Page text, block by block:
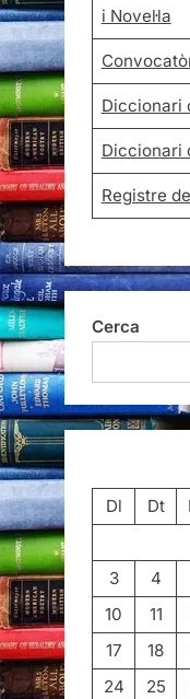
i Novel·la
Diccionari
Diccionari
Registre
Cerca
Dl
Dt
3
4
10
11
17
18
24
25